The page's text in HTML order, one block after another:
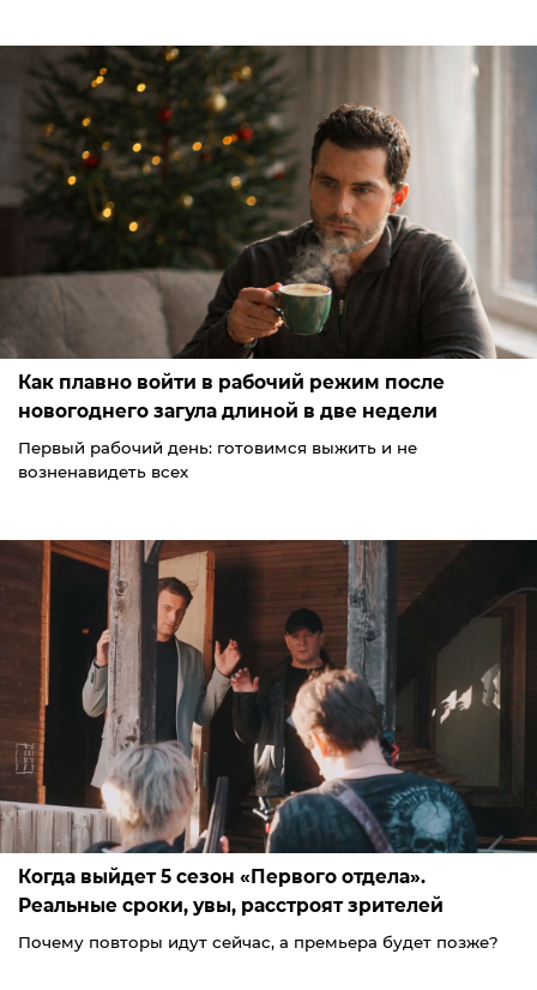
Как плавно войти в рабочий режим после
новогоднего загула длиной в две недели
Первый рабочий день: готовимся выжить и не
возненавидеть всех
Когда выйдет 5 сезон «Первого отдела».
Реальные сроки, увы, расстроят зрителей
Почему повторы идут сейчас, а премьера будет позже?